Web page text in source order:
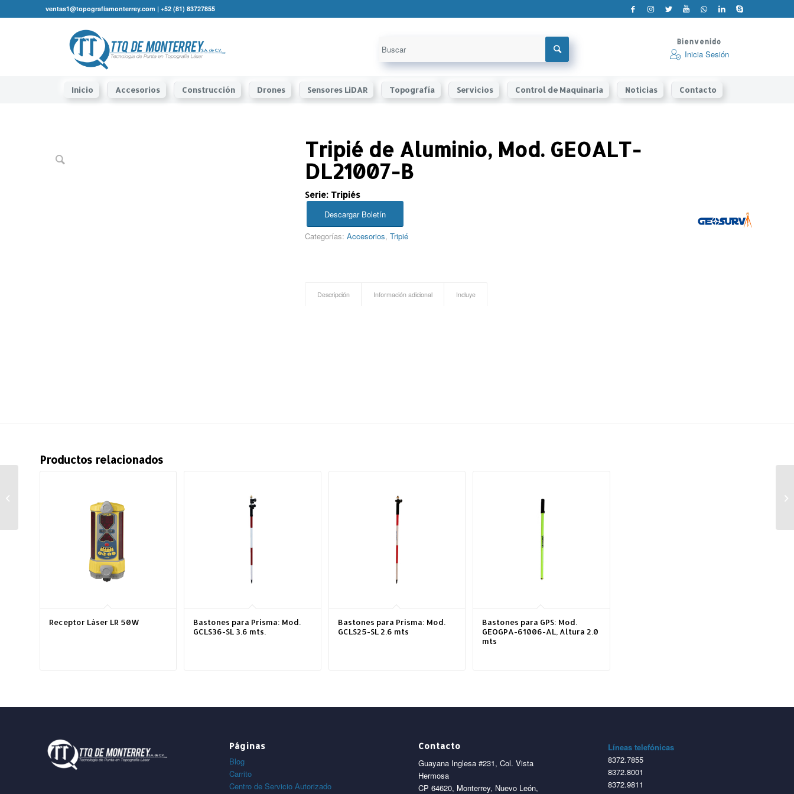
ventas1@topografíamonterrey.com | +52 (81) 83727855
Inicio Accesorios Construcción Drones Sensores LiDAR Topografía Servicios Control de Maquinaria Noticias Contacto
Bienvenido
Inicia Sesión
Tripié de Aluminio, Mod. GEOALT-
DL21007-B
Serie: Tripiés
Descargar Boletín
Categorías:Accesorios,Tripié
Descripción Información adicional Incluye
Productos relacionados
Receptor Láser LR 50W
Bastones para Prisma: Mod.
GCLS36-SL 3.6 mts.
Bastones para Prisma: Mod.
GCLS25-SL 2.6 mts
Bastones para GPS: Mod.
GEOGPA-61006-AL, Altura 2.0
mts
Páginas
Blog
Carrito
Centro de Servicio Autorizado
Contacto
Guayana Inglesa #231, Col. Vista
Hermosa
CP 64620, Monterrey, Nuevo León,
Líneas telefónicas
8372.7855
8372.8001
8372.9811
Mod. GEOTAC-35003